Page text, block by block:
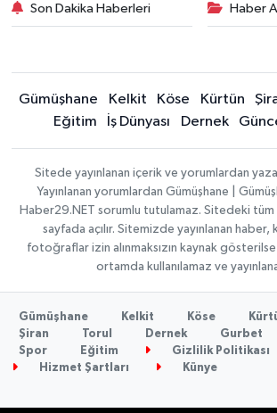
Son Dakika Haberleri Haber
Gümüşhane Kelkit Köse Kürtün
Eğitim
İş Dünyası Dernek
Sitede yayınlanan içerik ve yorumlardan
Yayınlanan yorumlardan Gümüşhane |
Haber29.NET sorumlu tutulamaz. Sitedeki tüm
sayfada açılır. Sitemizde yayınlanan haber,
fotoğraflar izin alınmaksızın kaynak
ortamda kullanılamaz ve
Gümüşhane Kelkit Köse
Şiran
Torul Dernek
Gurbet
Spor
Eğitim
Gizlilik Politikası
Hizmet Şartları
Künye